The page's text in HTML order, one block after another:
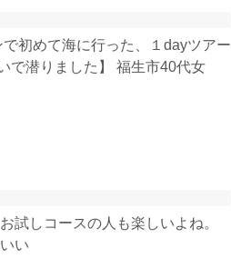
初めて海に行った、１dayツアー
で潜りました】 福生市40代女
試しコースの人も楽しいよね。
い